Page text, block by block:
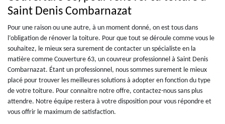
Saint Denis Combarnazat
Pour une raison ou une autre, à un moment donné, on est tous dans
l’obligation de rénover la toiture. Pour que tout se déroule comme vous le
souhaitez, le mieux sera surement de contacter un spécialiste en la
matière comme Couverture 63, un couvreur professionnel à Saint Denis
Combarnazat. Étant un professionnel, nous sommes surement le mieux
placé pour trouver les meilleures solutions à adopter en fonction du type
de votre toiture. Pour connaitre notre offre, contactez-nous sans plus
attendre. Notre équipe restera à votre disposition pour vous répondre et
vous offrir le maximum de satisfaction.